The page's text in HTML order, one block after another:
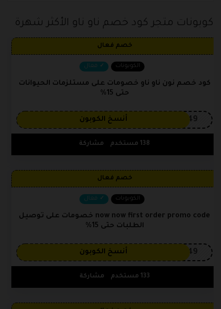
كوبونات متجر كود خصم ناو ناو الأكثر شهرة
خصم فعال
الكوبونات فعال
كود خصم نون ناو ناو خصومات على مستلزمات الحيوانات
حتى 15%
OP149 أنسخ الكوبون
138 مستخدم مشاركة
خصم فعال
الكوبونات فعال
now now first order promo code خصومات على توصيل
الطلبات حتى 15%
OP149 أنسخ الكوبون
133 مستخدم مشاركة